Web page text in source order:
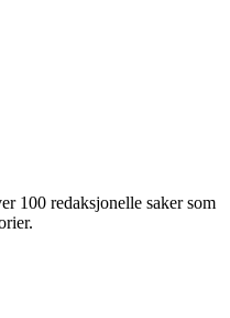
100 redaksjonelle saker som